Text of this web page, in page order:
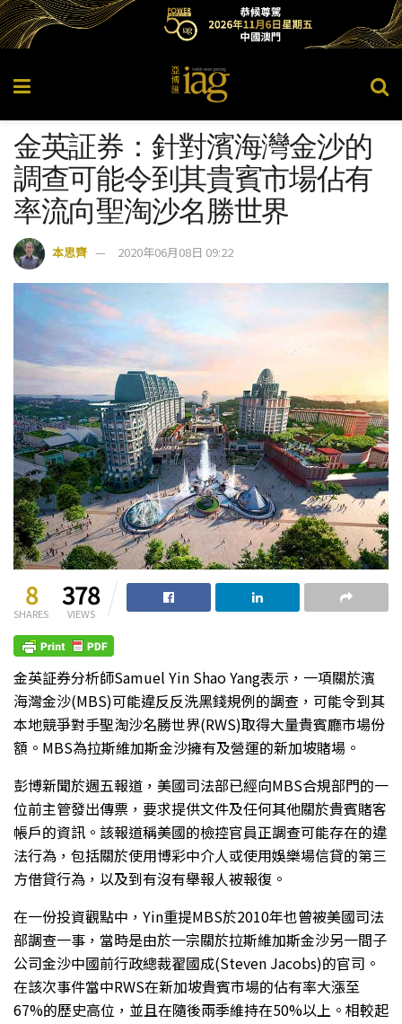
金英証券：針對濱海灣金沙的
調查可能令到其貴賓市場佔有
率流向聖淘沙名勝世界
本思齊 2020年06月08日 09:22
8
SHARES
378
VIEWS
金英証券分析師Samuel Yin Shao Yang表示，一項關於濱
海灣金沙(MBS)可能違反反洗黑錢規例的調查，可能令到其
本地競爭對手聖淘沙名勝世界(RWS)取得大量貴賓廳市場份
額。MBS為拉斯維加斯金沙擁有及營運的新加坡賭場。
彭博新聞於週五報道，美國司法部已經向MBS合規部門的一
位前主管發出傳票，要求提供文件及任何其他關於貴賓賭客
帳戶的資訊。該報道稱美國的檢控官員正調查可能存在的違
法行為，包括關於使用博彩中介人或使用娛樂場信貸的第三
方借貸行為，以及到有沒有舉報人被報復。
在一份投資觀點中，Yin重提MBS於2010年也曾被美國司法
部調查一事，當時是由於一宗關於拉斯維加斯金沙另一間子
公司金沙中國前行政總裁翟國成(Steven Jacobs)的官司。
在該次事件當中RWS在新加坡貴賓市場的佔有率大漲至
67%的歷史高位，並且在隨後兩季維持在50%以上。相較起